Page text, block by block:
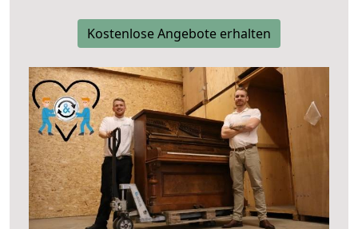
Kostenlose Angebote erhalten